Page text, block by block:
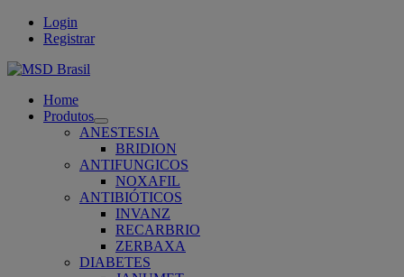
Login
Registrar
Home
Produtos
Open
submenu
ANESTESIA
BRIDION
ANTIFUNGICOS
NOXAFIL
ANTIBIÓTICOS
INVANZ
RECARBRIO
ZERBAXA
DIABETES